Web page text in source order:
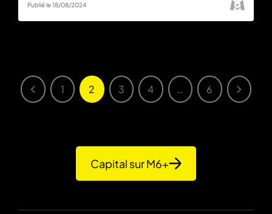
Publié le 18/08/2024
1 2 3 4 … 6
Capital sur M6+